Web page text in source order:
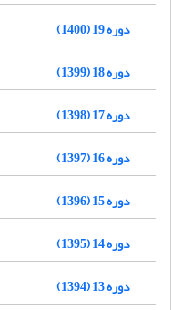
دوره 19 (1400)
دوره 18 (1399)
دوره 17 (1398)
دوره 16 (1397)
دوره 15 (1396)
دوره 14 (1395)
دوره 13 (1394)